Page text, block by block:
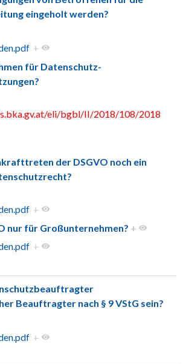
eingeholt werden?
+
für Datenschutz-
eli/bgbl/II/2018/108/2018
der DSGVO noch ein
+
nur für Großunternehmen? +
+
Beauftragter nach § 9 VStG sein?
+